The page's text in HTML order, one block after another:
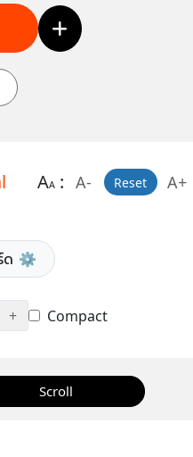
AA: A- Reset A+
ด ⚙️
+ Compact
Scroll